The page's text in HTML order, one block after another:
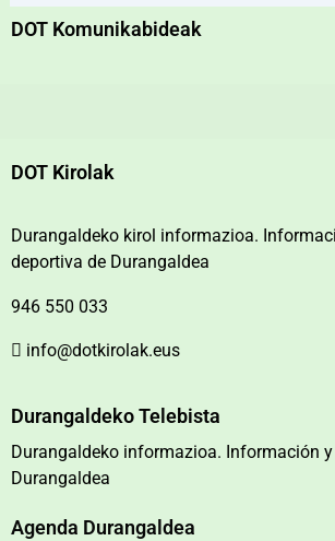
DOT Komunikabideak
DOT Kirolak
Durangaldeko kirol informazioa.
deportiva de Durangaldea
946 550 033
info@dotkirolak.eus
Durangaldeko Telebista
Durangaldeko informazioa. Información
Durangaldea
Agenda Durangaldea